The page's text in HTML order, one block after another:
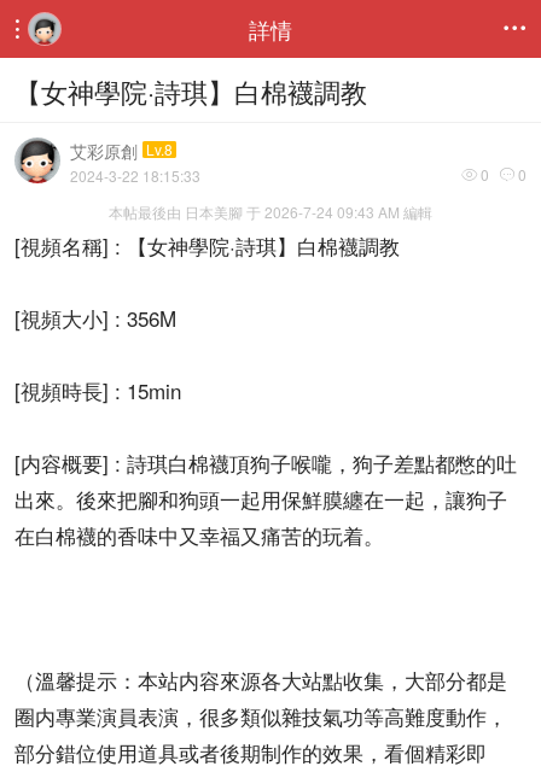
 詳情 
【女神學院·詩琪】白棉襪調教
艾彩原創 Lv.8
 0  0
2024-3-22 18:15:33
本帖最後由 日本美腳 于 2026-7-24 09:43 AM 編輯
[視頻名稱] : 【女神學院·詩琪】白棉襪調教
[視頻大小] : 356M
[視頻時長] : 15min
[内容概要] : 詩琪白棉襪頂狗子喉嚨，狗子差點都憋的吐
出來。後來把腳和狗頭一起用保鮮膜纏在一起，讓狗子
在白棉襪的香味中又幸福又痛苦的玩着。
（溫馨提示：本站内容來源各大站點收集，大部分都是
圈内專業演員表演，很多類似雜技氣功等高難度動作，
部分錯位使用道具或者後期制作的效果，看個精彩即